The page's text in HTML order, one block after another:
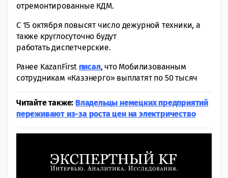
отремонтированные КДМ.
С 15 октября повысят число дежурной техники, а
также круглосуточно будут
работать диспетчерские.
Ранее KazanFirst писал, что Мобилизованным
сотрудникам «Казэнерго» выплатят по 50 тысяч
Читайте также: Владельцы немецких предприятий
переживают из-за роста цен на электричество